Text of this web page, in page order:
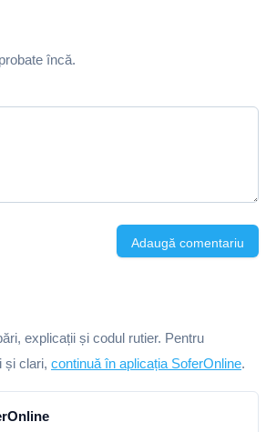
încă.
Adaugă comentariu
explicații și codul rutier. Pentru
și clari, continuă în aplicația SoferOnline.